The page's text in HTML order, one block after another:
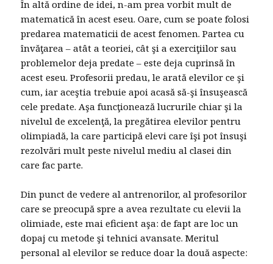
În altă ordine de idei, n-am prea vorbit mult de
matematică în acest eseu. Oare, cum se poate folosi
predarea matematicii de acest fenomen. Partea cu
învăţarea – atât a teoriei, cât şi a exerciţiilor sau
problemelor deja predate – este deja cuprinsă în
acest eseu. Profesorii predau, le arată elevilor ce şi
cum, iar aceştia trebuie apoi acasă să-şi însuşească
cele predate. Aşa funcţionează lucrurile chiar şi la
nivelul de excelenţă, la pregătirea elevilor pentru
olimpiadă, la care participă elevi care îşi pot însuşi
rezolvări mult peste nivelul mediu al clasei din
care fac parte.
Din punct de vedere al antrenorilor, al profesorilor
care se preocupă spre a avea rezultate cu elevii la
olimiade, este mai eficient aşa: de fapt are loc un
dopaj cu metode şi tehnici avansate. Meritul
personal al elevilor se reduce doar la două aspecte: